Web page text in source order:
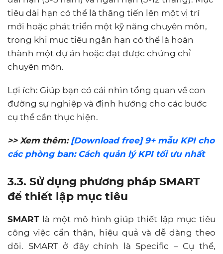
tiêu dài hạn có thể là thăng tiến lên một vị trí
mới hoặc phát triển một kỹ năng chuyên môn,
trong khi mục tiêu ngắn hạn có thể là hoàn
thành một dự án hoặc đạt được chứng chỉ
chuyên môn.
Lợi ích: Giúp bạn có cái nhìn tổng quan về con
đường sự nghiệp và định hướng cho các bước
cụ thể cần thực hiện.
>> Xem thêm: [Download free] 9+ mẫu KPI cho
các phòng ban: Cách quản lý KPI tối ưu nhất
3.3. Sử dụng phương pháp SMART
để thiết lập mục tiêu
SMART là một mô hình giúp thiết lập mục tiêu
công việc cẩn thận, hiệu quả và dễ dàng theo
dõi. SMART ở đây chính là Specific – Cụ thể,